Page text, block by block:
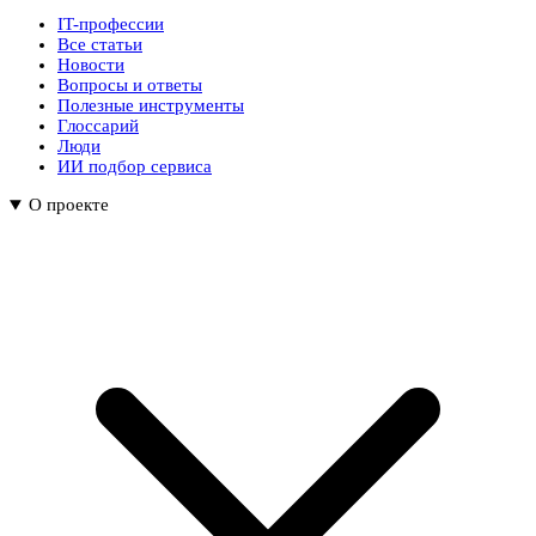
IT-профессии
Все статьи
Новости
Вопросы и ответы
Полезные инструменты
Глоссарий
Люди
ИИ подбор сервиса
О проекте